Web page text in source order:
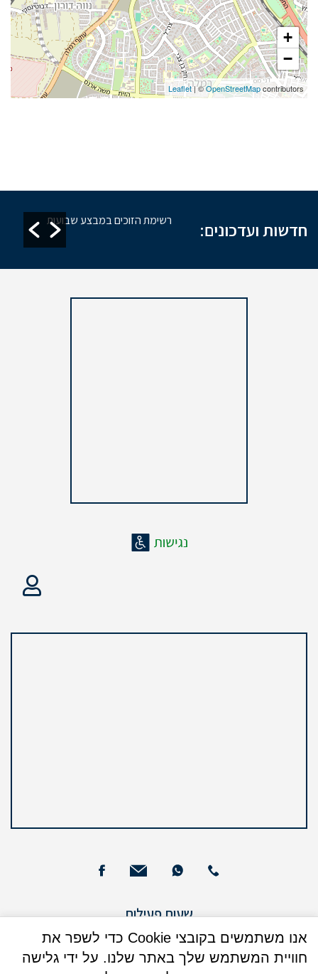
+
−
Leaflet| ©OpenStreetMapcontributors
חדשות ועדכונים: רשימת הזוכים במבצע שבועות
שעות פעילות
ימים א – ה : 09:00 - 13:00
ימים א + ג: 16:00 - 17:30 (בנוסף)
אנו משתמשים בקובצי Cookie כדי לשפר את
חוויית המשתמש שלך באתר שלנו. על ידי גלישה